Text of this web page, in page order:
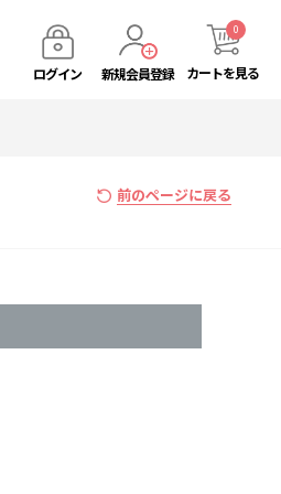
ログイン 新規会員登録 カートを見る
0
前のページに戻る